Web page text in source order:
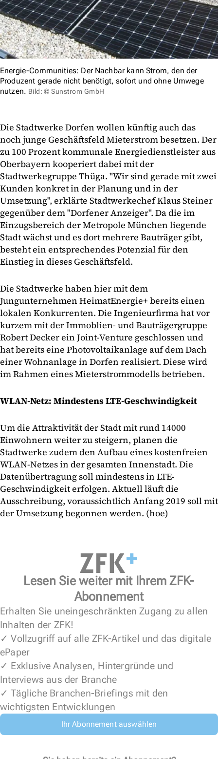
Energie-Communities: Der Nachbar kann Strom, den der
Produzent gerade nicht benötigt, sofort und ohne Umwege
nutzen. Bild: © Sunstrom GmbH
Die Stadtwerke Dorfen wollen künftig auch das
noch junge Geschäftsfeld Mieterstrom besetzen. Der
zu 100 Prozent kommunale Energiedienstleister aus
Oberbayern kooperiert dabei mit der
Stadtwerkegruppe Thüga. "Wir sind gerade mit zwei
Kunden konkret in der Planung und in der
Umsetzung", erklärte Stadtwerkechef Klaus Steiner
gegenüber dem "Dorfener Anzeiger". Da die im
Einzugsbereich der Metropole München liegende
Stadt wächst und es dort mehrere Bauträger gibt,
besteht ein entsprechendes Potenzial für den
Einstieg in dieses Geschäftsfeld.
Die Stadtwerke haben hier mit dem
Jungunternehmen HeimatEnergie+ bereits einen
lokalen Konkurrenten. Die Ingenieurfirma hat vor
kurzem mit der Immoblien- und Bauträgergruppe
Robert Decker ein Joint-Venture geschlossen und
hat bereits eine Photovoltaikanlage auf dem Dach
einer Wohnanlage in Dorfen realisiert. Diese wird
im Rahmen eines Mieterstrommodells betrieben.
WLAN-Netz: Mindestens LTE-Geschwindigkeit
Um die Attraktivität der Stadt mit rund 14000
Einwohnern weiter zu steigern, planen die
Stadtwerke zudem den Aufbau eines kostenfreien
WLAN-Netzes in der gesamten Innenstadt. Die
Datenübertragung soll mindestens in LTE-
Geschwindigkeit erfolgen. Aktuell läuft die
Ausschreibung, voraussichtlich Anfang 2019 soll mit
der Umsetzung begonnen werden. (hoe)
Lesen Sie weiter mit Ihrem ZFK-
Abonnement
Erhalten Sie uneingeschränkten Zugang zu allen
Inhalten der ZFK!
✓ Vollzugriff auf alle ZFK-Artikel und das digitale
ePaper
✓ Exklusive Analysen, Hintergründe und
Interviews aus der Branche
✓ Tägliche Branchen-Briefings mit den
wichtigsten Entwicklungen
Ihr Abonnement auswählen